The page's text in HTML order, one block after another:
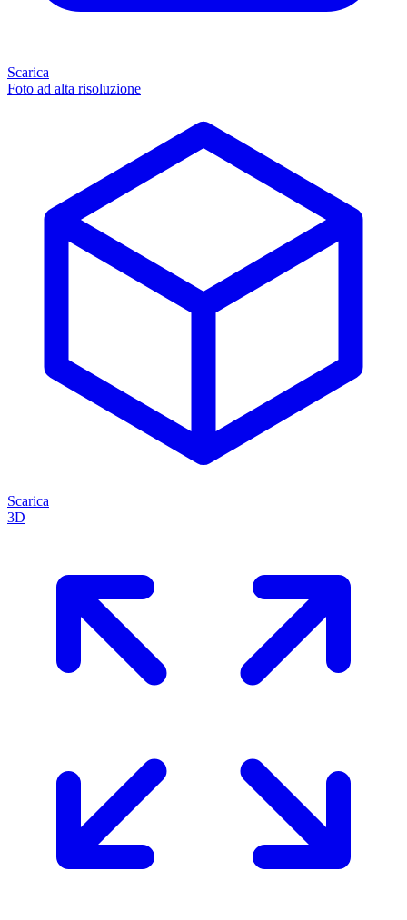
Scarica
Foto ad alta risoluzione
Scarica
3D